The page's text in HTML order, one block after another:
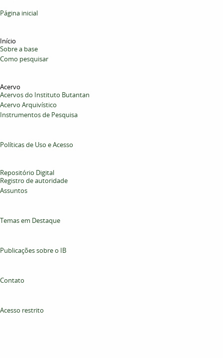
Página inicial
Início
Sobre a base
Como pesquisar
Acervo
Acervos do Instituto Butantan
Acervo Arquivístico
Instrumentos de Pesquisa
Políticas de Uso e Acesso
Repositório Digital
Registro de autoridade
Assuntos
Temas em Destaque
Publicações sobre o IB
Contato
Acesso restrito